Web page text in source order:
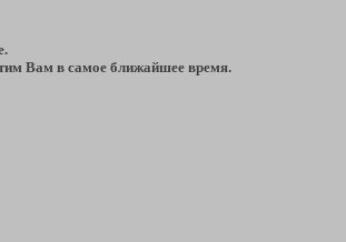
Вам в самое ближайшее время.